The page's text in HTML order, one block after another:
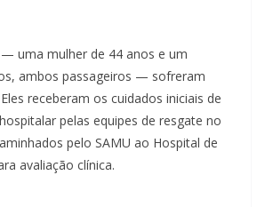
uma mulher de 44 anos e um
ambos passageiros — sofreram
receberam os cuidados iniciais de
pelas equipes de resgate no
pelo SAMU ao Hospital de
avaliação clínica.